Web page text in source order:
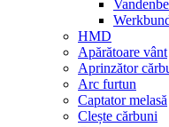
HMD
Apărătoare vânt
Aprinzător
Arc furtun
Captator melasă
Clește cărbuni